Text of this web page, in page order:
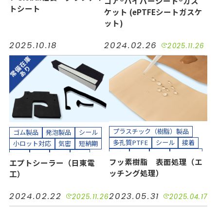
半導体
カッティングプロッター加工
カット加工
接着加工
貼り合わせ加工
トシート
2025.10.18
小ロット対応 絶縁
耐熱
耐薬
長寿命化
半導体
機械装置
カッティングプロッター加工
カット加工
クリーンパック
クリーンルーム内加工
熱処理（アニール）加工
縫製加工（工業用）
貼り合わせ加工
ケット (ePTFEシートガスケ
ット)
2024.02.26 2025.11.26
ゴム製品 発泡製品
シール
小ロット対応
気密
短納期
工場設備
機械装置
自動車
電機・電子
カット加工
接着加工
エプトシーラー（日東電
工）
2024.02.22 2025.11.26
プラスチック（樹脂）製品
多孔質PTFE
シール
接着
絶縁
半導体
機械装置
油空圧
自動車
電機・電子
貼り合わせ加工
フッ素樹脂 表面処理（エ
ッチング処理）
2023.05.31 2025.04.17